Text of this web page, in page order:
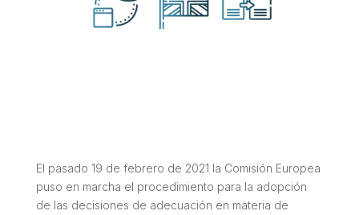
El pasado 19 de febrero de 2021 la Comisión Europea
puso en marcha el procedimiento para la adopción
de las decisiones de adecuación en materia de